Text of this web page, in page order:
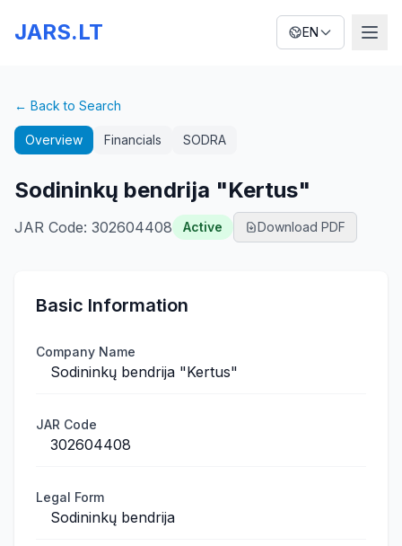
JARS.LT EN
← Back to Search
Overview Financials SODRA
Sodininkų bendrija "Kertus"
JAR Code: 302604408 Active Download PDF
Basic Information
Company Name
Sodininkų bendrija "Kertus"
JAR Code
302604408
Legal Form
Sodininkų bendrija